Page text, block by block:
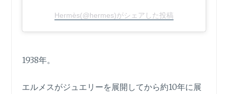
Hermès(@hermes)がシェアした投稿
1938年。
エルメスがジュエリーを展開してから約10年に展